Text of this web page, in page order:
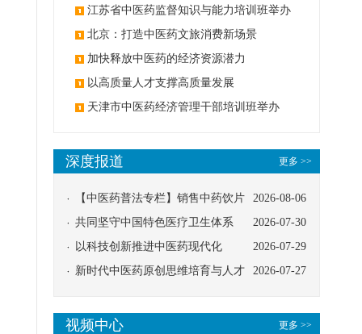
办 江苏省中医药监督知识与能力培训班举办
北京：打造中医药文旅消费新场景
加快释放中医药的经济资源潜力
以高质量人才支撑高质量发展
天津市中医药经济管理干部培训班举办
更多 >>
深度报道
2026-08-06
【中医药普法专栏】销售中药饮片
应告知煎服方法及注意事项
2026-07-30
共同坚守中国特色医疗卫生体系
2026-07-29
以科技创新推进中医药现代化
2026-07-27
新时代中医药原创思维培育与人才
更多 >>
视频中心